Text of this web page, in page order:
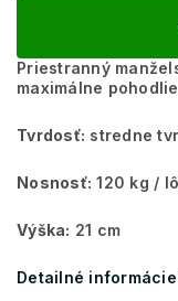
Priestranný
maximálne
Tvrdosť: stredne
Nosnosť: 120 kg /
Výška: 21 cm
Detailné informácie